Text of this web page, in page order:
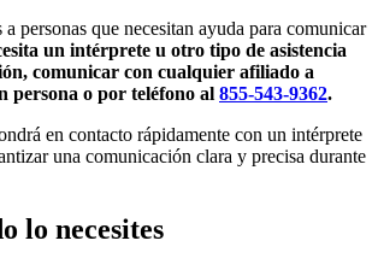
personas que necesitan ayuda para comunicar
un intérprete u otro tipo de asistencia
comunicar con cualquier afiliado a
persona o por teléfono al 855-543-9362.
en contacto rápidamente con un intérprete
una comunicación clara y precisa durante
lo necesites